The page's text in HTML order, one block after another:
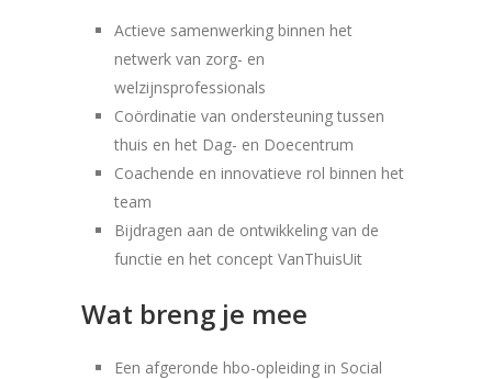
Actieve samenwerking binnen het
netwerk van zorg- en
welzijnsprofessionals
Coördinatie van ondersteuning tussen
thuis en het Dag- en Doecentrum
Coachende en innovatieve rol binnen het
team
Bijdragen aan de ontwikkeling van de
functie en het concept VanThuisUit
Wat breng je mee
Een afgeronde hbo-opleiding in Social